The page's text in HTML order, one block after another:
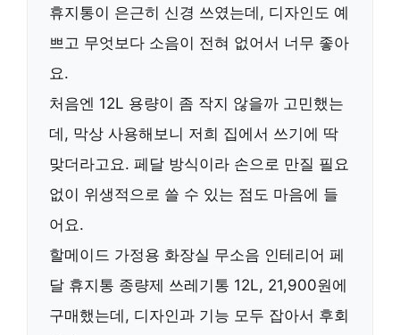
휴지통이 은근히 신경 쓰였는데, 디자인도 예
쁘고 무엇보다 소음이 전혀 없어서 너무 좋아
요.
처음엔 12L 용량이 좀 작지 않을까 고민했는
데, 막상 사용해보니 저희 집에서 쓰기에 딱
맞더라고요. 페달 방식이라 손으로 만질 필요
없이 위생적으로 쓸 수 있는 점도 마음에 들
어요.
할메이드 가정용 화장실 무소음 인테리어 페
달 휴지통 종량제 쓰레기통 12L, 21,900원에
구매했는데, 디자인과 기능 모두 잡아서 후회